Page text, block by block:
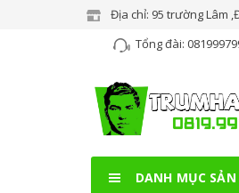
Địa chỉ: 95 trường Lâm
Tổng đài:
DANH MỤC